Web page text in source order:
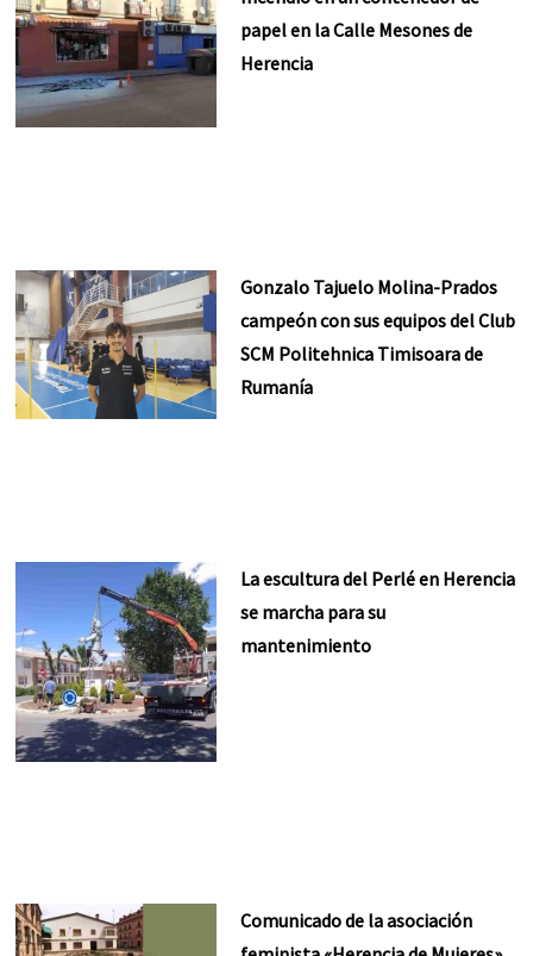
papel en la Calle Mesones de
Herencia
Gonzalo Tajuelo Molina-Prados
campeón con sus equipos del Club
SCM Politehnica Timisoara de
Rumanía
La escultura del Perlé en Herencia
se marcha para su
mantenimiento
Comunicado de la asociación